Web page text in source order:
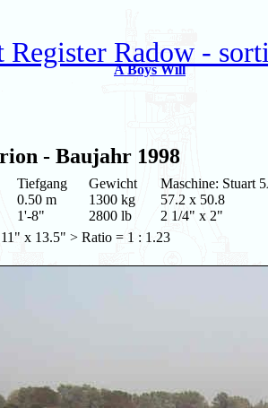
Register Radow -
A Boys Will
- Baujahr 1998
Tiefgang
0.50 m
1'-8"
Gewicht
1300 kg
2800 lb
Maschine: Stuart
57.2 x 50.8
2 1/4" x 2"
x 13.5" > Ratio = 1 : 1.23